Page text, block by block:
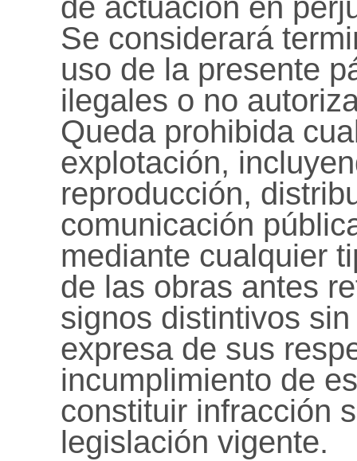
de actuación en
Se considerará
uso de la presente
ilegales o no
Queda prohibida
explotación,
reproducción,
comunicación
mediante cualquier
de las obras antes
signos distintivos
expresa de sus
incumplimiento de
constituir infracción
legislación vigente.